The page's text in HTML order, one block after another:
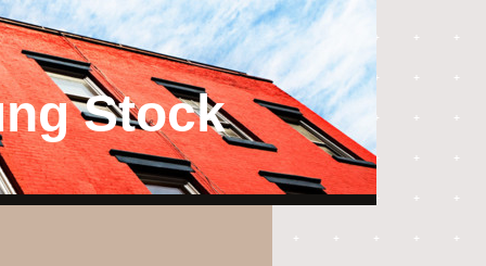
Stock